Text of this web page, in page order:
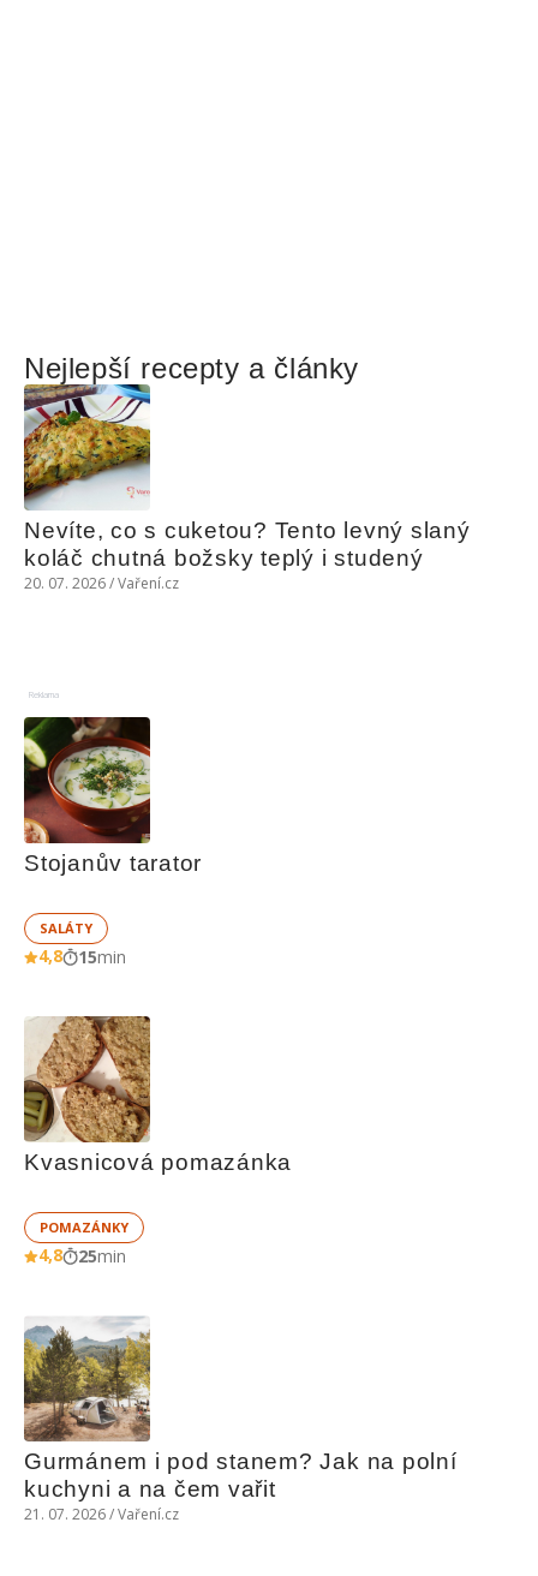
Nejlepší recepty a články
Nevíte, co s cuketou? Tento levný slaný
koláč chutná božsky teplý i studený
20. 07. 2026 / Vaření.cz
Reklama
Stojanův tarator
SALÁTY
4,8 15min
Kvasnicová pomazánka
POMAZÁNKY
4,8 25min
Gurmánem i pod stanem? Jak na polní
kuchyni a na čem vařit
21. 07. 2026 / Vaření.cz